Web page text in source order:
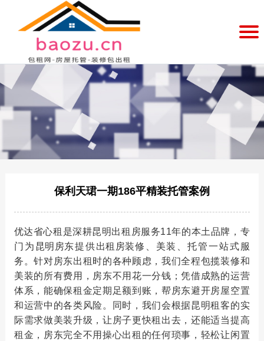
装
约
中
心
例
展
企
业
品
保利天珺一期186平精装托管案例
优达省心租 是深耕昆明出租房服务11年的本土品牌，专
门为 昆明房东提供出租房装修 、美装、托管一站式服
务。针对房东出租时的各种顾虑，我们全程包揽装修和
美装的所有费用，房东不用花一分钱；凭借成熟的运营
体系，能确保租金定期足额到账，帮房东避开房屋空置
和运营中的各类风险。同时，我们会根据昆明租客的实
际需求做美装升级，让房子更快租出去，还能适当提高
租金，房东完全不用操心出租的任何琐事，轻松让闲置